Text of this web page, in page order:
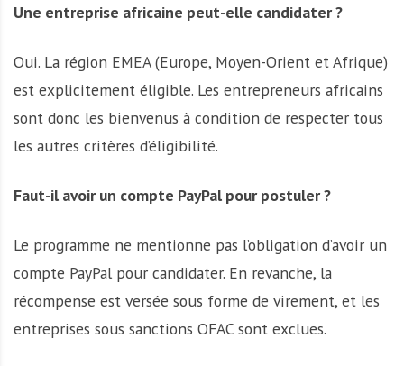
Une entreprise africaine peut-elle candidater ?
Oui. La région EMEA (Europe, Moyen-Orient et Afrique)
est explicitement éligible. Les entrepreneurs africains
sont donc les bienvenus à condition de respecter tous
les autres critères d’éligibilité.
Faut-il avoir un compte PayPal pour postuler ?
Le programme ne mentionne pas l’obligation d’avoir un
compte PayPal pour candidater. En revanche, la
récompense est versée sous forme de virement, et les
entreprises sous sanctions OFAC sont exclues.